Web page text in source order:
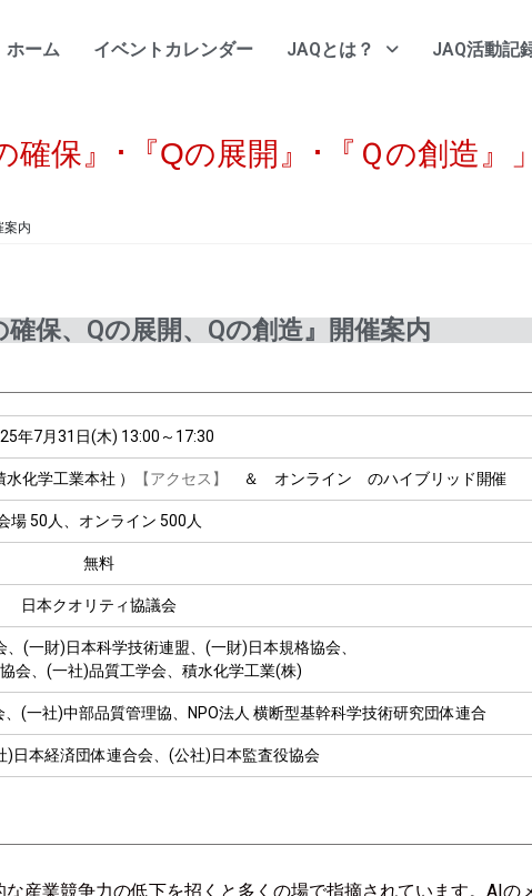
ホーム イベントカレンダー JAQとは？ JAQ活動記
保』･『Qの展開』･『Ｑの創造』
案内
保、Qの展開、Qの創造』開催案内
年7月31日(木) 13:00～17:30
化学工業本社 ） 【アクセス】 ＆ オンライン のハイブリッド開催
場 50人、オンライン 500人
無料
日本クオリティ協議会
(一財)日本科学技術連盟、(一財)日本規格協会、
会、(一社)品質工学会、積水化学工業(株)
(一社)中部品質管理協、NPO法人 横断型基幹科学技術研究団体連合
)日本経済団体連合会、(公社)日本監査役協会
産業競争力の低下を招くと多くの場で指摘されています。AIの